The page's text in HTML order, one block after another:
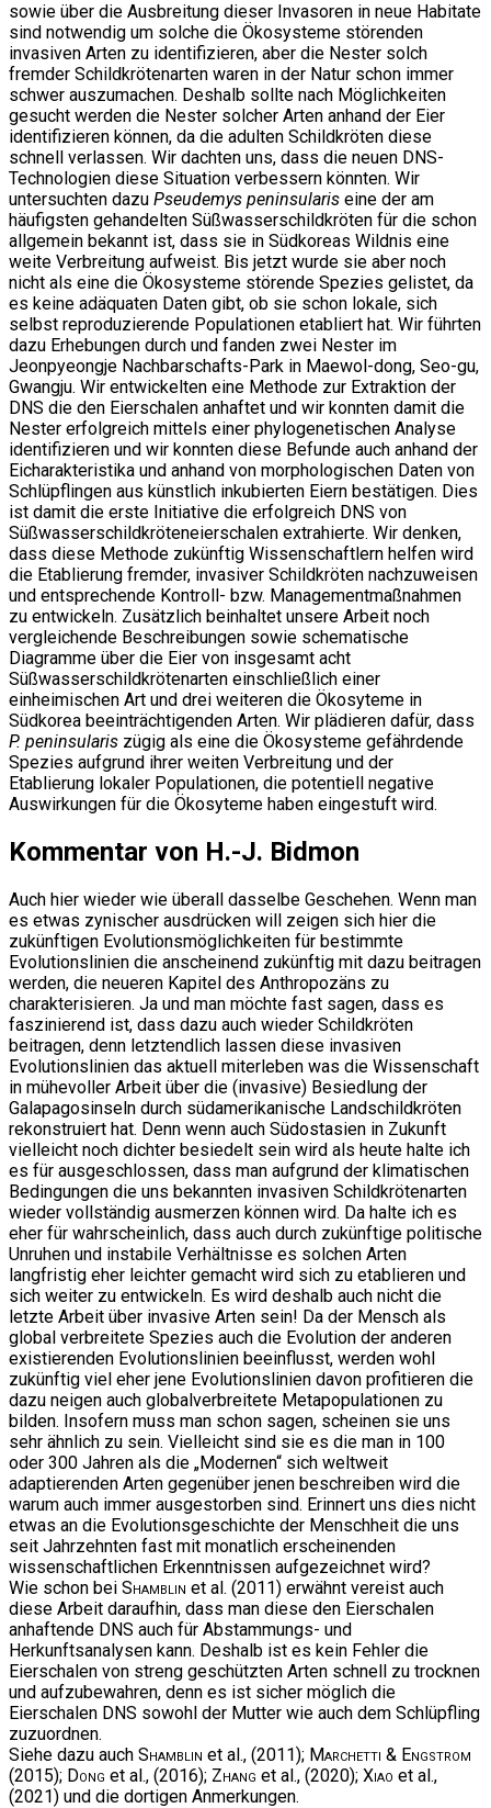
sowie über die Ausbreitung dieser Invasoren in neue Habitate
sind notwendig um solche die Ökosysteme störenden
invasiven Arten zu identifizieren, aber die Nester solch
fremder Schildkrötenarten waren in der Natur schon immer
schwer auszumachen. Deshalb sollte nach Möglichkeiten
gesucht werden die Nester solcher Arten anhand der Eier
identifizieren können, da die adulten Schildkröten diese
schnell verlassen. Wir dachten uns, dass die neuen DNS-
Technologien diese Situation verbessern könnten. Wir
untersuchten dazu Pseudemys peninsularis eine der am
häufigsten gehandelten Süßwasserschildkröten für die schon
allgemein bekannt ist, dass sie in Südkoreas Wildnis eine
weite Verbreitung aufweist. Bis jetzt wurde sie aber noch
nicht als eine die Ökosysteme störende Spezies gelistet, da
es keine adäquaten Daten gibt, ob sie schon lokale, sich
selbst reproduzierende Populationen etabliert hat. Wir führten
dazu Erhebungen durch und fanden zwei Nester im
Jeonpyeongje Nachbarschafts-Park in Maewol-dong, Seo-gu,
Gwangju. Wir entwickelten eine Methode zur Extraktion der
DNS die den Eierschalen anhaftet und wir konnten damit die
Nester erfolgreich mittels einer phylogenetischen Analyse
identifizieren und wir konnten diese Befunde auch anhand der
Eicharakteristika und anhand von morphologischen Daten von
Schlüpflingen aus künstlich inkubierten Eiern bestätigen. Dies
ist damit die erste Initiative die erfolgreich DNS von
Süßwasserschildkröteneierschalen extrahierte. Wir denken,
dass diese Methode zukünftig Wissenschaftlern helfen wird
die Etablierung fremder, invasiver Schildkröten nachzuweisen
und entsprechende Kontroll- bzw. Managementmaßnahmen
zu entwickeln. Zusätzlich beinhaltet unsere Arbeit noch
vergleichende Beschreibungen sowie schematische
Diagramme über die Eier von insgesamt acht
Süßwasserschildkrötenarten einschließlich einer
einheimischen Art und drei weiteren die Ökosyteme in
Südkorea beeinträchtigenden Arten. Wir plädieren dafür, dass
P. peninsularis zügig als eine die Ökosysteme gefährdende
Spezies aufgrund ihrer weiten Verbreitung und der
Etablierung lokaler Populationen, die potentiell negative
Auswirkungen für die Ökosyteme haben eingestuft wird.
Kommentar von H.-J. Bidmon
Auch hier wieder wie überall dasselbe Geschehen. Wenn man
es etwas zynischer ausdrücken will zeigen sich hier die
zukünftigen Evolutionsmöglichkeiten für bestimmte
Evolutionslinien die anscheinend zukünftig mit dazu beitragen
werden, die neueren Kapitel des Anthropozäns zu
charakterisieren. Ja und man möchte fast sagen, dass es
faszinierend ist, dass dazu auch wieder Schildkröten
beitragen, denn letztendlich lassen diese invasiven
Evolutionslinien das aktuell miterleben was die Wissenschaft
in mühevoller Arbeit über die (invasive) Besiedlung der
Galapagosinseln durch südamerikanische Landschildkröten
rekonstruiert hat. Denn wenn auch Südostasien in Zukunft
vielleicht noch dichter besiedelt sein wird als heute halte ich
es für ausgeschlossen, dass man aufgrund der klimatischen
Bedingungen die uns bekannten invasiven Schildkrötenarten
wieder vollständig ausmerzen können wird. Da halte ich es
eher für wahrscheinlich, dass auch durch zukünftige politische
Unruhen und instabile Verhältnisse es solchen Arten
langfristig eher leichter gemacht wird sich zu etablieren und
sich weiter zu entwickeln. Es wird deshalb auch nicht die
letzte Arbeit über invasive Arten sein! Da der Mensch als
global verbreitete Spezies auch die Evolution der anderen
existierenden Evolutionslinien beeinflusst, werden wohl
zukünftig viel eher jene Evolutionslinien davon profitieren die
dazu neigen auch globalverbreitete Metapopulationen zu
bilden. Insofern muss man schon sagen, scheinen sie uns
sehr ähnlich zu sein. Vielleicht sind sie es die man in 100
oder 300 Jahren als die „Modernen“ sich weltweit
adaptierenden Arten gegenüber jenen beschreiben wird die
warum auch immer ausgestorben sind. Erinnert uns dies nicht
etwas an die Evolutionsgeschichte der Menschheit die uns
seit Jahrzehnten fast mit monatlich erscheinenden
wissenschaftlichen Erkenntnissen aufgezeichnet wird?
Wie schon bei Shamblin et al. (2011) erwähnt vereist auch
diese Arbeit daraufhin, dass man diese den Eierschalen
anhaftende DNS auch für Abstammungs- und
Herkunftsanalysen kann. Deshalb ist es kein Fehler die
Eierschalen von streng geschützten Arten schnell zu trocknen
und aufzubewahren, denn es ist sicher möglich die
Eierschalen DNS sowohl der Mutter wie auch dem Schlüpfling
zuzuordnen.
Siehe dazu auch Shamblin et al., (2011); Marchetti & Engstrom
(2015); Dong et al., (2016); Zhang et al., (2020); Xiao et al.,
(2021) und die dortigen Anmerkungen.